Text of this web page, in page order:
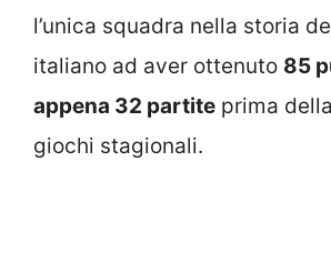
l’unica squadra nella storia
italiano ad aver ottenuto 85
appena 32 partite prima
giochi stagionali.